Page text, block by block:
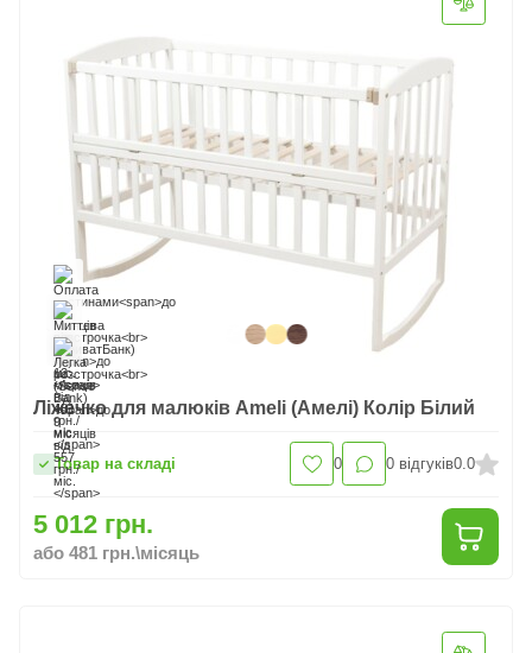
Ліжечко для малюків Ameli (Амелі) Колір Білий
Товар на складі 0 0 відгуків0.0
5 012 грн.
або 481 грн.\місяць